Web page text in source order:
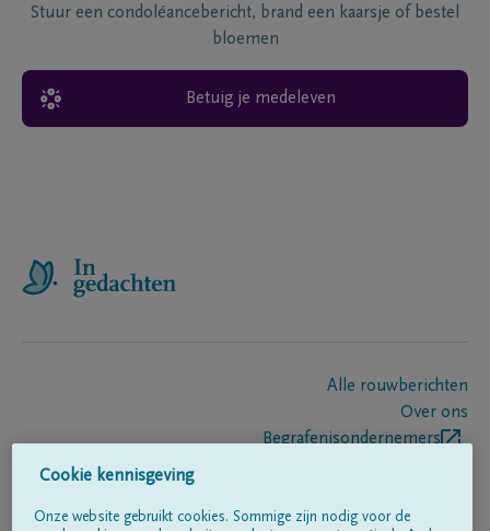
Stuur een condoléancebericht, brand een kaarsje of bestel
bloemen
Betuig je medeleven
Alle rouwberichten
Over ons
Begrafenisondernemers
Cookie kennisgeving
Onze website gebruikt cookies. Sommige zijn nodig voor de